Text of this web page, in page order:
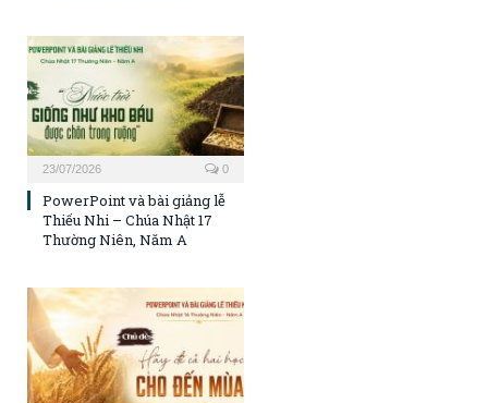
23/07/2026 0
PowerPoint và bài giảng lễ
Thiếu Nhi – Chúa Nhật 17
Thường Niên, Năm A